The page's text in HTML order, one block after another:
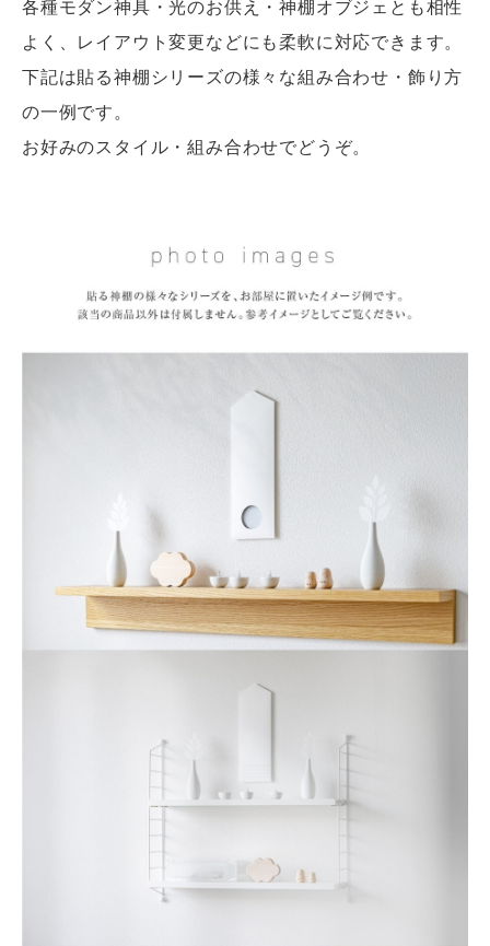
各種モダン神具・光のお供え・神棚オブジェとも相性
よく、レイアウト変更などにも柔軟に対応できます。
下記は貼る神棚シリーズの様々な組み合わせ・飾り方
の一例です。
お好みのスタイル・組み合わせでどうぞ。